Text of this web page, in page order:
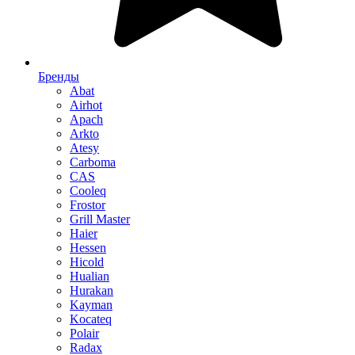
Бренды
Abat
Airhot
Apach
Arkto
Atesy
Carboma
CAS
Cooleq
Frostor
Grill Master
Haier
Hessen
Hicold
Hualian
Hurakan
Kayman
Kocateq
Polair
Radax